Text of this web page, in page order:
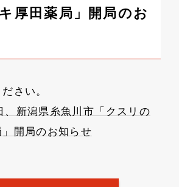
厚田薬局」開局のお
さい。
、新潟県糸魚川市「クスリの
開局のお知らせ